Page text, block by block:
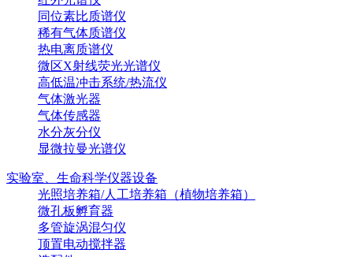
同位素比质谱仪
稀有气体质谱仪
热电离质谱仪
微区X射线荧光光谱仪
高低温冲击系统/热流仪
气体激光器
气体传感器
水分灰分仪
显微拉曼光谱仪
实验室、生命科学仪器设备
光照培养箱/人工培养箱（植物培养箱）
微孔板孵育器
多管旋涡混匀仪
顶置电动搅拌器